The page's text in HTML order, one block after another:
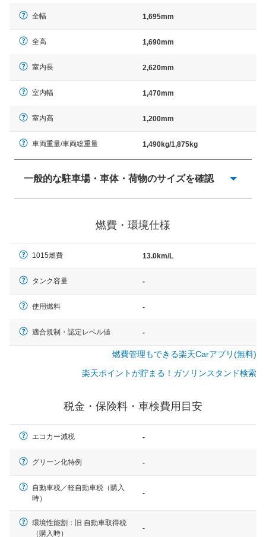
全幅 1,695mm
全高 1,690mm
室内長 2,620mm
室内幅 1,470mm
室内高 1,200mm
車両重量/車両総重量 1,490kg/1,875kg
一般的な駐車場・車体・荷物のサイズを確認
× 長さ 5,000mm 車路幅 5,000mmというサイズが標準値
燃費・環境仕様
1015燃費 13.0km/L
タンク容量 -
使用燃料 -
適合規制・認定レベル値 -
燃費管理もできる楽天Carアプリ(無料)
楽天ポイントが貯まる！ガソリンスタンド検索
税金・保険料・車検費用目安
エコカー減税 -
グリーン化特例 -
自動車税／軽自動車税（購入
時）
-
環境性能割：旧 自動車取得税
（購入時）
-